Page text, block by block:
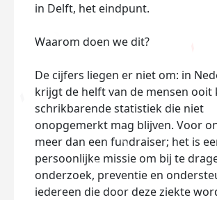
in Delft, het eindpunt.
Waarom doen we dit?
De cijfers liegen er niet om: in
krijgt de helft van de mensen ooit
schrikbarende statistiek die niet
onopgemerkt mag blijven. Voor
meer dan een fundraiser; het is
persoonlijke missie om bij te
onderzoek, preventie en
iedereen die door deze ziekte